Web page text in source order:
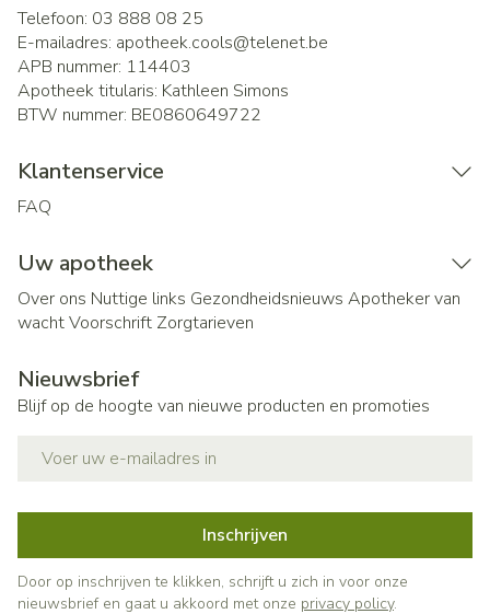
Telefoon: 03 888 08 25
E-mailadres: apotheek.cools@telenet.be
APB nummer: 114403
Apotheek titularis: Kathleen Simons
BTW nummer: BE0860649722
Klantenservice
FAQ
Uw apotheek
Over ons Nuttige links Gezondheidsnieuws Apotheker van
wachtVoorschrift Zorgtarieven
Nieuwsbrief
Blijf op de hoogte van nieuwe producten en promoties
Inschrijven
Door op inschrijven te klikken, schrijft u zich in voor onze
nieuwsbrief en gaat u akkoord met onze privacy policy.